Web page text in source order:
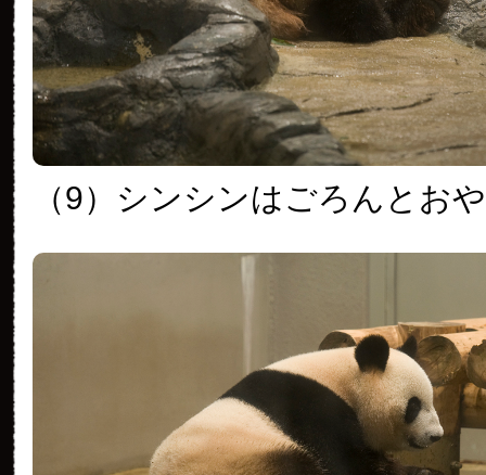
（9）シンシンはごろんとお